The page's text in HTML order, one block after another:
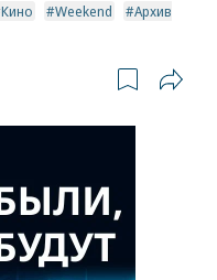
Кино Weekend
Архив